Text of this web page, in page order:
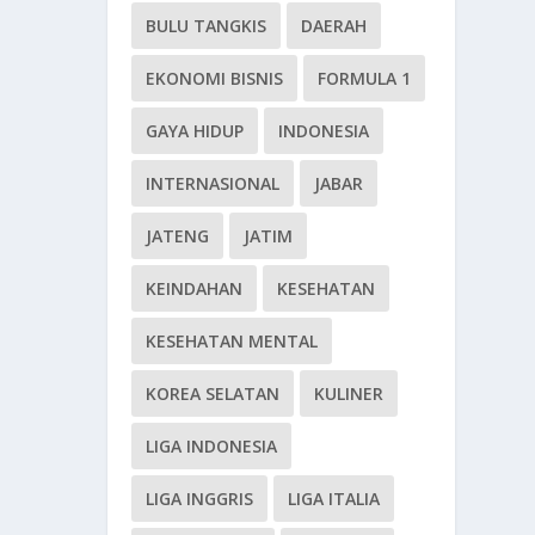
BULU TANGKIS DAERAH
EKONOMI BISNIS FORMULA 1
GAYA HIDUP INDONESIA
INTERNASIONAL JABAR
JATENG JATIM
KEINDAHAN KESEHATAN
KESEHATAN MENTAL
KOREA SELATAN KULINER
LIGA INDONESIA
LIGA INGGRIS LIGA ITALIA